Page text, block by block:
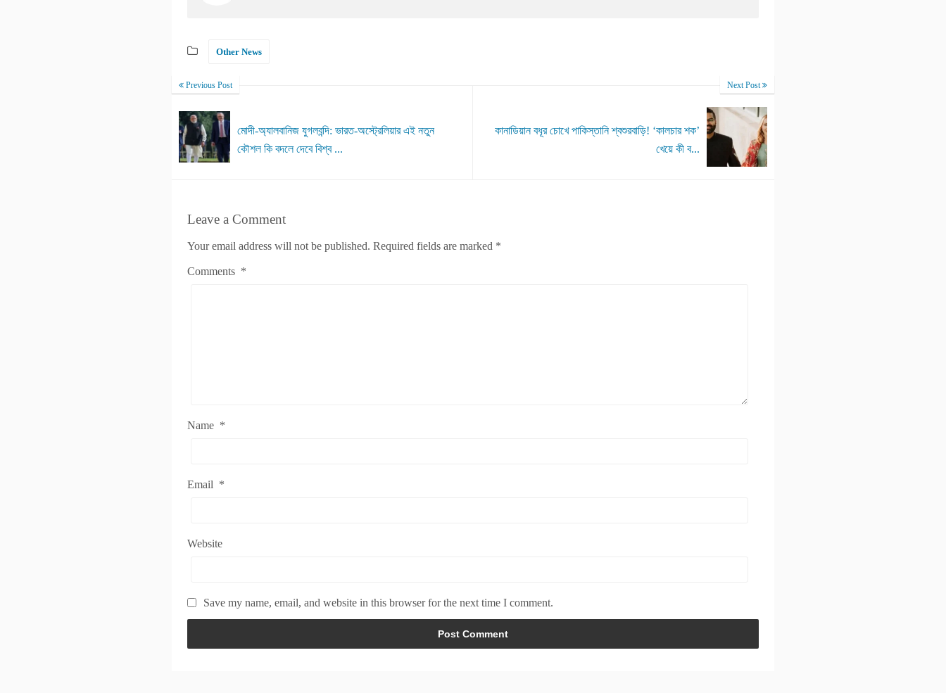
Other News
Previous Post
মোদী-অ্যালবানিজ যুগলবন্দি: ভারত-অস্ট্রেলিয়ার এই নতুন
কৌশল কি বদলে দেবে বিশ্ব ...
Next Post
কানাডিয়ান বধূর চোখে পাকিস্তানি শ্বশুরবাড়ি! ‘কালচার শক’
খেয়ে কী ব...
Leave a Comment
Your email address will not be published. Required fields are marked *
Comments *
Name *
Email *
Website
Save my name, email, and website in this browser for the next time I comment.